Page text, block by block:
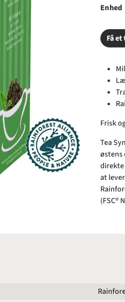
Enhed
Få
Frisk
Tea
østens
direkte
at
(FSC®